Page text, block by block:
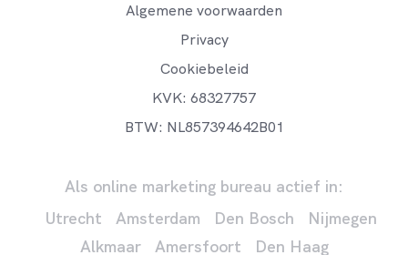
Algemene voorwaarden
Privacy
Cookiebeleid
KVK: 68327757
BTW: NL857394642B01
Als online marketing bureau actief in:
Utrecht
Amsterdam Den Bosch
Nijmegen
Alkmaar
Amersfoort Den Haag